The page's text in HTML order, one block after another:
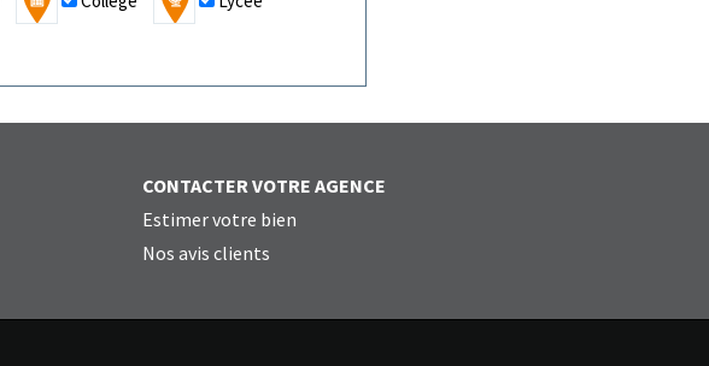
CONTACTER VOTRE AGENCE
Estimer votre bien
Nos avis clients